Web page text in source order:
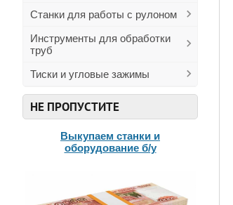
Станки для работы с рулоном
Инструменты для обработки
труб
Тиски и угловые зажимы
НЕ ПРОПУСТИТЕ
Выкупаем станки и
оборудование б/у